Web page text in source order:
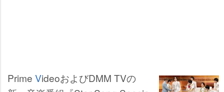
Prime VideoおよびDMM TVの